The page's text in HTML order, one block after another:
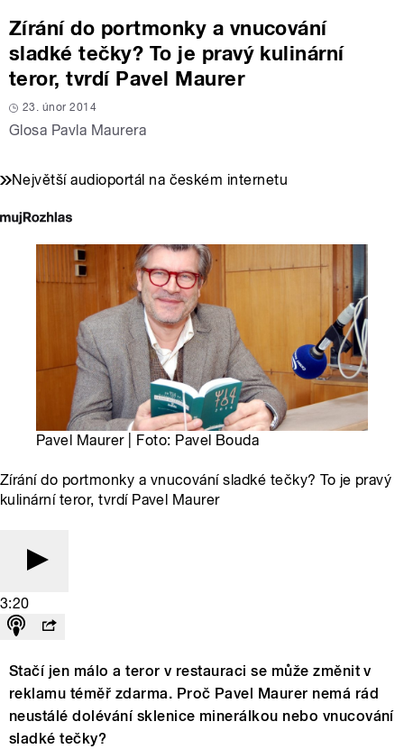
Zírání do portmonky a vnucování
sladké tečky? To je pravý kulinární
teror, tvrdí Pavel Maurer
23. únor 2014
Glosa Pavla Maurera
Největší audioportál na českém internetu
Pavel Maurer | Foto: Pavel Bouda
Zírání do portmonky a vnucování sladké tečky? To je pravý
kulinární teror, tvrdí Pavel Maurer
3:20
Stačí jen málo a teror v restauraci se může změnit v
reklamu téměř zdarma. Proč Pavel Maurer nemá rád
neustálé dolévání sklenice minerálkou nebo vnucování
sladké tečky?